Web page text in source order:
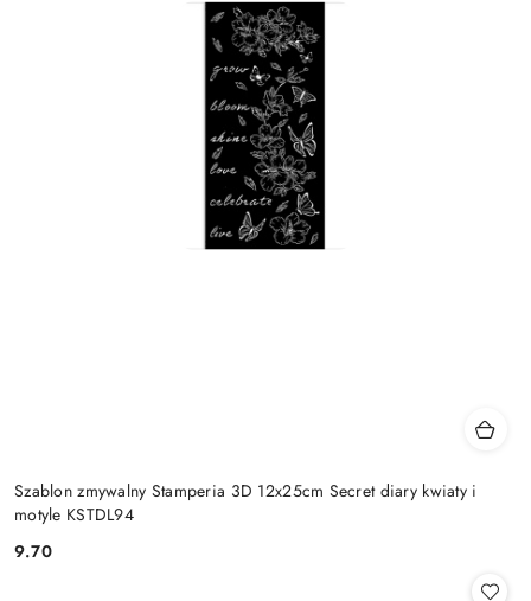
Szablon zmywalny Stamperia 3D 12x25cm Secret diary kwiaty i
motyle KSTDL94
Cena:
9.70